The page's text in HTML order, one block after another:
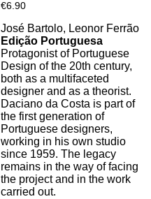
€6.90
José Bartolo, Leonor Ferrão
Edição Portuguesa
Protagonist of Portuguese
Design of the 20th century,
both as a multifaceted
designer and as a theorist.
Daciano da Costa is part of
the first generation of
Portuguese designers,
working in his own studio
since 1959. The legacy
remains in the way of facing
the project and in the work
carried out.